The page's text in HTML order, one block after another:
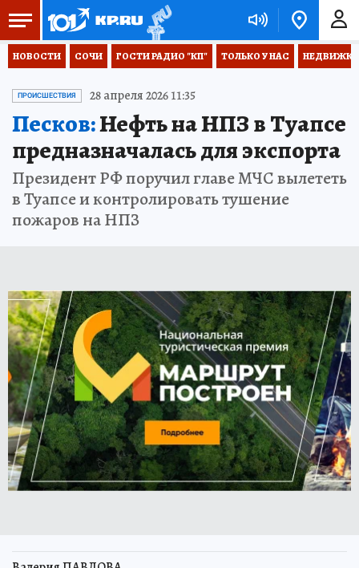
НОВОСТИ СОЧИ ГОСТИ РАДИО "КП" ТОЛЬКО У НАС НЕДВИЖКА
ПРОИСШЕСТВИЯ 28 апреля 2026 11:35
Песков:Нефть на НПЗ в Туапсе
предназначалась для экспорта
Президент РФ поручил главе МЧС вылететь
в Туапсе и контролировать тушение
пожаров на НПЗ